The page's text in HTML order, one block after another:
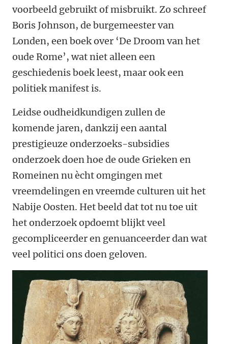
voorbeeld gebruikt of misbruikt. Zo schreef
Boris Johnson, de burgemeester van
Londen, een boek over ‘De Droom van het
oude Rome’, wat niet alleen een
geschiedenis boek leest, maar ook een
politiek manifest is.
Leidse oudheidkundigen zullen de
komende jaren, dankzij een aantal
prestigieuze onderzoeks-subsidies
onderzoek doen hoe de oude Grieken en
Romeinen nu ècht omgingen met
vreemdelingen en vreemde culturen uit het
Nabije Oosten. Het beeld dat tot nu toe uit
het onderzoek opdoemt blijkt veel
gecompliceerder en genuanceerder dan wat
veel politici ons doen geloven.